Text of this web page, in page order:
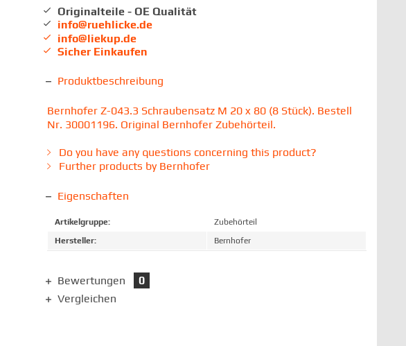
Originalteile - OE Qualität
info@ruehlicke.de
info@liekup.de
Sicher Einkaufen
Produktbeschreibung
Bernhofer Z-043.3 Schraubensatz M 20 x 80 (8 Stück). Bestell
Nr. 30001196. Original Bernhofer Zubehörteil.
Do you have any questions concerning this product?
Further products by Bernhofer
Eigenschaften
Artikelgruppe:
Zubehörteil
Hersteller:
Bernhofer
Bewertungen
0
Vergleichen